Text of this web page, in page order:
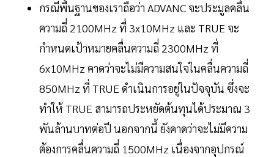
กรณีพื้นฐานของเราถือว่า ADVANC จะประมูลคลื่น
ความถี่ 2100MHz ที่ 3x10MHz และ TRUE จะ
กำหนดเป้าหมายคลื่นความถี่ 2300MHz ที่
6x10MHz คาดว่าจะไม่มีความสนใจในคลื่นความถี่
850MHz ที่ TRUE ดำเนินการอยู่ในปัจจุบัน ซึ่งจะ
ทำให้ TRUE สามารถประหยัดต้นทุนได้ประมาณ 3
พันล้านบาทต่อปี นอกจากนี้ ยังคาดว่าจะไม่มีความ
ต้องการคลื่นความถี่ 1500MHz เนื่องจากอุปกรณ์